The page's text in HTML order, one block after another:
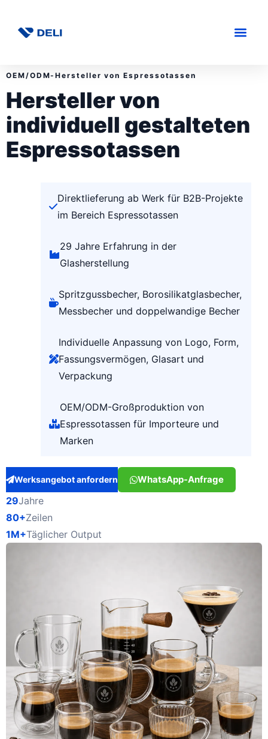
OEM/ODM-Hersteller von Espressotassen
Hersteller von
individuell gestalteten
Espressotassen
Direktlieferung ab Werk für B2B-Projekte
im Bereich Espressotassen
29 Jahre Erfahrung in der
Glasherstellung
Spritzgussbecher, Borosilikatglasbecher,
Messbecher und doppelwandige Becher
Individuelle Anpassung von Logo, Form,
Fassungsvermögen, Glasart und
Verpackung
OEM/ODM-Großproduktion von
Espressotassen für Importeure und
Marken
Werksangebot anfordern WhatsApp-Anfrage
29Jahre
80+Zeilen
1M+Täglicher Output